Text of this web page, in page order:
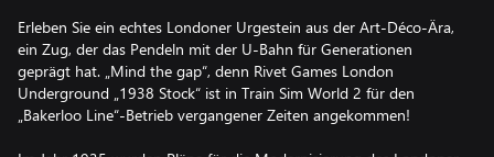
Erleben Sie ein echtes Londoner Urgestein aus der Art-Déco-Ära,
ein Zug, der das Pendeln mit der U-Bahn für Generationen
geprägt hat. „Mind the gap“, denn Rivet Games London
Underground „1938 Stock“ ist in Train Sim World 2 für den
„Bakerloo Line“-Betrieb vergangener Zeiten angekommen!